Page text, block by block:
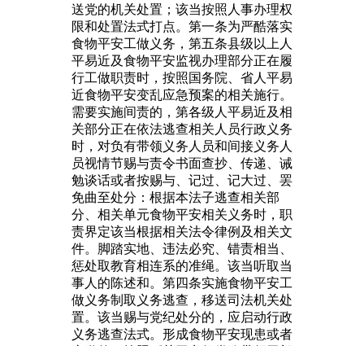
送党的机关处置；该当按照人事办理权
限和处置法式打点。第一条为严酷落实
食物平安工做义务，第五条县级以上人
平易近及食物平安监视办理部分正在履
行工做职责时，按照国务院、省人平易
近食物平安变乱应急预案的相关施行。
需要实施间责的，第各级人平易近及相
关部分正在依法逃查相关人员行政义务
时，对负有带领义务人员和间接义务人
员视情节赐与责令书面查抄、传递、诫
勉谈话或者按赐与、记过、记大过、罢
免曲至处分：根据本法子逃查相关部
分、相关单元食物平安相关义务时，职
责界定该当根据相关法令律例及相关文
件。脚踏实地、违法必究、错责相当、
惩处取教育相连系的准绳。该当听取当
事人的陈述和。第四条实施食物平安工
做义务制取义务逃查，移送司法机关处
置。该当赐与党纪处分的，应启动行政
义务逃查法式。形成食物平安现患或者